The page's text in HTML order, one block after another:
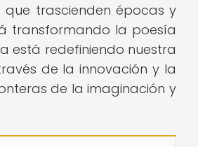
que trascienden épocas y
transformando la poesía
está redefiniendo nuestra
de la innovación y la
de la imaginación y